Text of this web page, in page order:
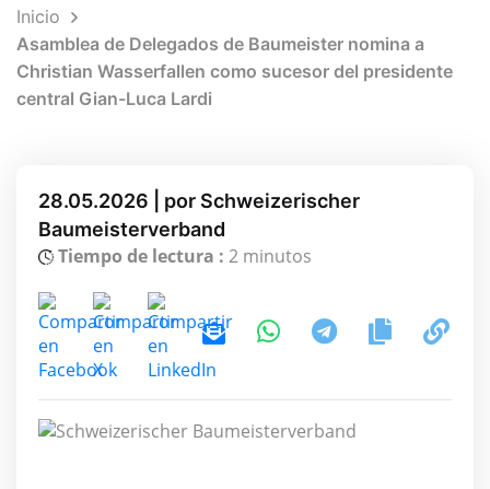
Inicio
Asamblea de Delegados de Baumeister nomina a
Christian Wasserfallen como sucesor del presidente
central Gian-Luca Lardi
28.05.2026 | por Schweizerischer
Baumeisterverband
Tiempo de lectura : 2 minutos